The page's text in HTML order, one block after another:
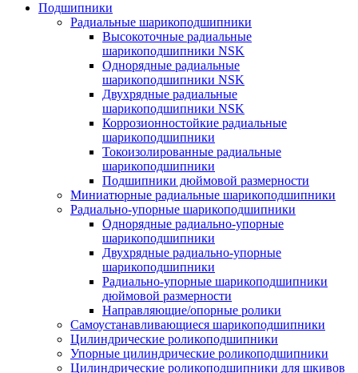
Подшипники
Радиальные шарикоподшипники
Высокоточные радиальные
шарикоподшипники NSK
Однорядные радиальные
шарикоподшипники NSK
Двухрядные радиальные
шарикоподшипники NSK
Коррозионностойкие радиальные
шарикоподшипники
Токоизолированные радиальные
шарикоподшипники
Подшипники дюймовой размерности
Миниатюрные радиальные шарикоподшипники
Радиально-упорные шарикоподшипники
Однорядные радиально-упорные
шарикоподшипники
Двухрядные радиально-упорные
шарикоподшипники
Радиально-упорные шарикоподшипники
дюймовой размерности
Направляющие/опорные ролики
Самоустанавливающиеся шарикоподшипники
Цилиндрические роликоподшипники
Упорные цилиндрические роликоподшипники
Цилиндрические роликоподшипники для шкивов